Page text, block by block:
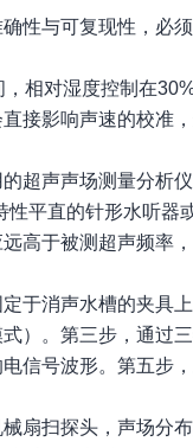
性与可复现性，必
相对湿度控制在
接影响声速的校准
超声声场测量分析
平直的针形水听器
高于被测超声频率
于消声水槽的夹具
）。第三步，通过
信号波形。第五步
扇扫探头，声场分